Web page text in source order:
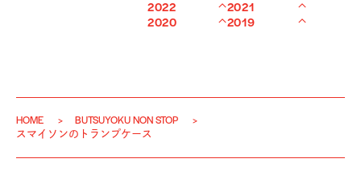
2022
2021
2020
2019
HOME
BUTSUYOKU NON STOP
スマイソンのトランプケース